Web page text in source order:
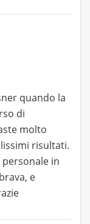
quando la
di
molto
risultati.
in
e